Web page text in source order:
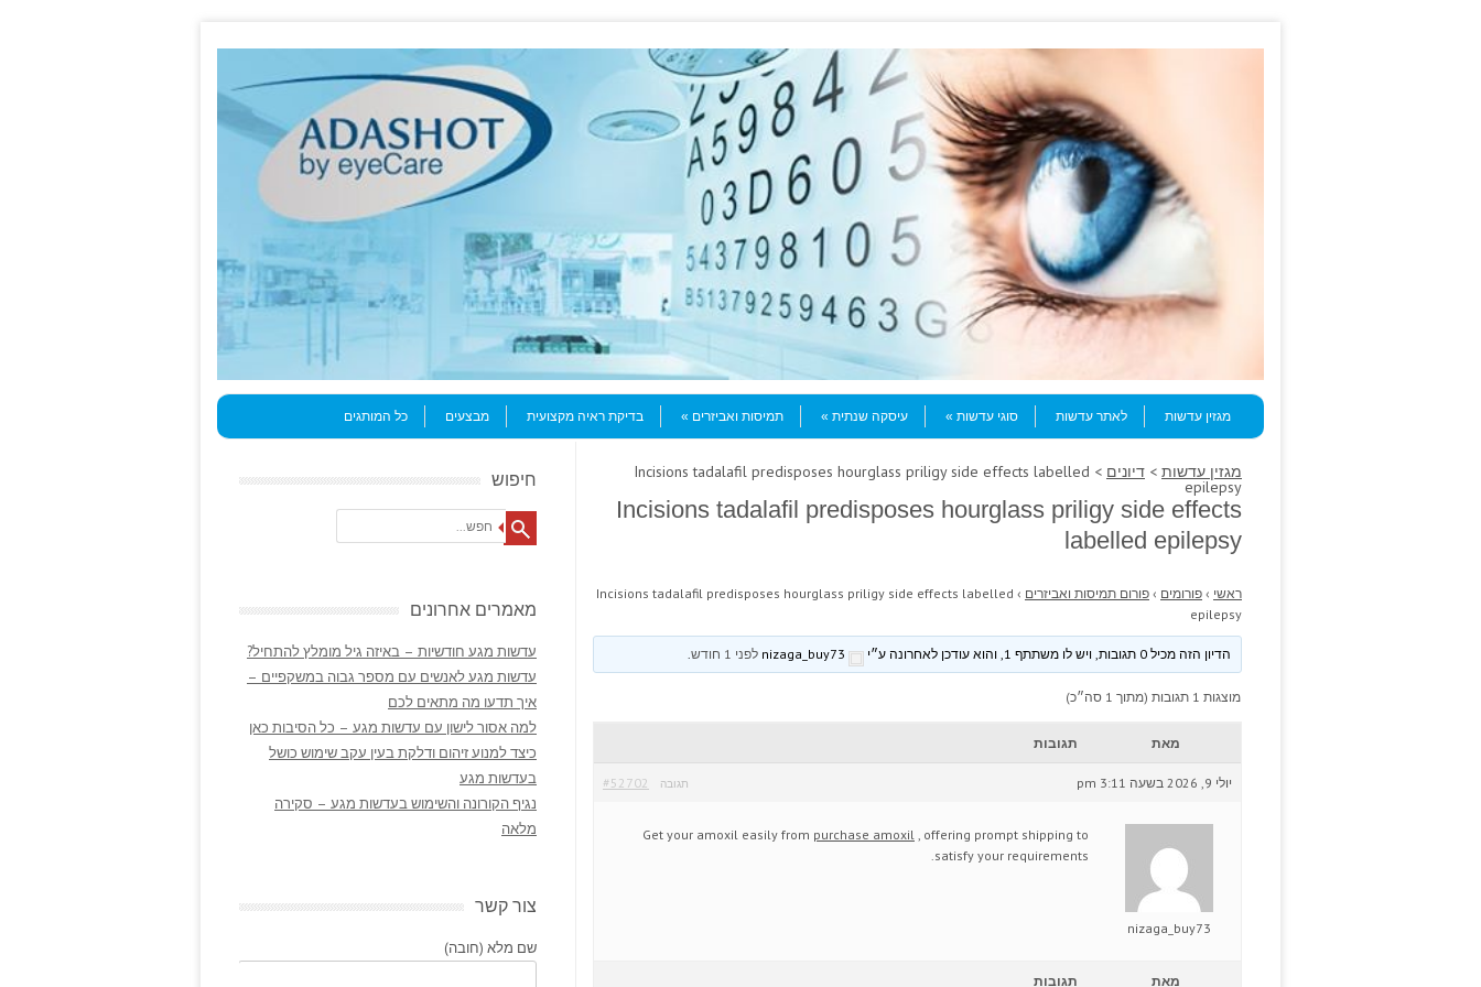
Menu
Skip to content
מגזין עדשות
לאתר עדשות סוגי עדשות עיסקה שנתית תמיסות ואביזרים בדיקת ראיה מקצועית מבצעים כל המותגים
מגזין עדשות > דיונים > Incisions tadalafil predisposes hourglass priligy side effects labelled
epilepsy
Incisions tadalafil predisposes hourglass priligy side effects
labelled epilepsy
ראשי › פורומים › פורום תמיסות ואביזרים ›
Incisions tadalafil predisposes hourglass priligy side effects labelled
epilepsy
הדיון הזה מכיל 0 תגובות, ויש לו משתתף 1, והוא עודכן לאחרונה ע״י לפני 1 חודש
מוצגות 1 תגובות (מתוך 1 סה״כ)
מאת תגובות
יולי 9, 2026 בשעה 3:11 pm #52702 תגובה
nizaga_buy73
Get your amoxil easily from purchase amoxil
, offering prompt shipping to
satisfy your requirements.
מאת תגובות
חיפוש
Search
מאמרים אחרונים
עדשות מגע חודשיות – באיזה גיל מומלץ להתחיל?
עדשות מגע לאנשים עם מספר גבוה במשקפיים –
איך תדעו מה מתאים לכם
למה אסור לישון עם עדשות מגע – כל הסיבות כאן
כיצד למנוע זיהום ודלקת בעין עקב שימוש כושל
בעדשות מגע
נגיף הקורונה והשימוש בעדשות מגע – סקירה
מלאה
צור קשר
שם מלא (חובה)